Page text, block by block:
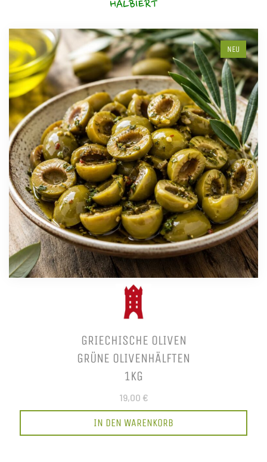
HALBIERT
NEU
GRIECHISCHE OLIVEN
GRÜNE OLIVENHÄLFTEN
1KG
19,00 €
IN DEN WARENKORB